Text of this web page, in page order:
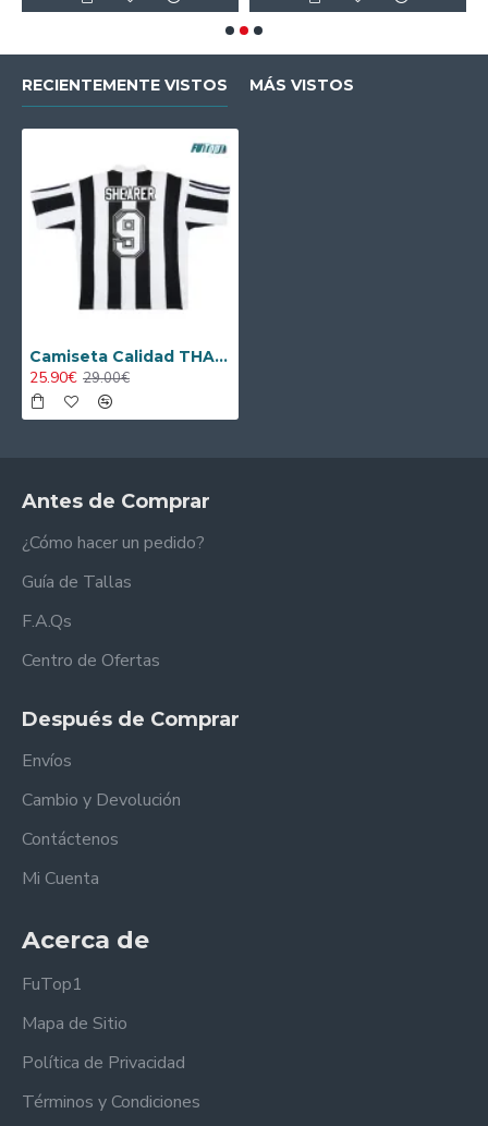
RECIENTEMENTE VISTOS MÁS VISTOS
Camiseta Calidad THAI SHEARER 9 Newcastle United Primera Equipación 1995/97 Retro
25.90€ 29.00€
Antes de Comprar
¿Cómo hacer un pedido?
Guía de Tallas
F.A.Qs
Centro de Ofertas
Después de Comprar
Envíos
Cambio y Devolución
Contáctenos
Mi Cuenta
Acerca de
FuTop1
Mapa de Sitio
Política de Privacidad
Términos y Condiciones